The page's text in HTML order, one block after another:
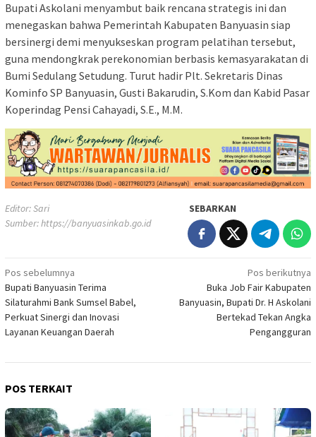
Bupati Askolani menyambut baik rencana strategis ini dan
menegaskan bahwa Pemerintah Kabupaten Banyuasin siap
bersinergi demi menyukseskan program pelatihan tersebut,
guna mendongkrak perekonomian berbasis kemasyarakatan di
Bumi Sedulang Setudung. Turut hadir Plt. Sekretaris Dinas
Kominfo SP Banyuasin, Gusti Bakarudin, S.Kom dan Kabid Pasar
Koperindag Pensi Cahayadi, S.E., M.M.
Editor: Sari
Sumber:https://banyuasinkab.go.id
SEBARKAN
Navigasi
pos
Pos sebelumnya
Bupati Banyuasin Terima
Silaturahmi Bank Sumsel Babel,
Perkuat Sinergi dan Inovasi
Layanan Keuangan Daerah
Pos berikutnya
Buka Job Fair Kabupaten
Banyuasin, Bupati Dr. H Askolani
Bertekad Tekan Angka
Pengangguran
POS TERKAIT